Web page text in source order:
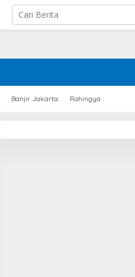
Banjir Jakarta Rohingya